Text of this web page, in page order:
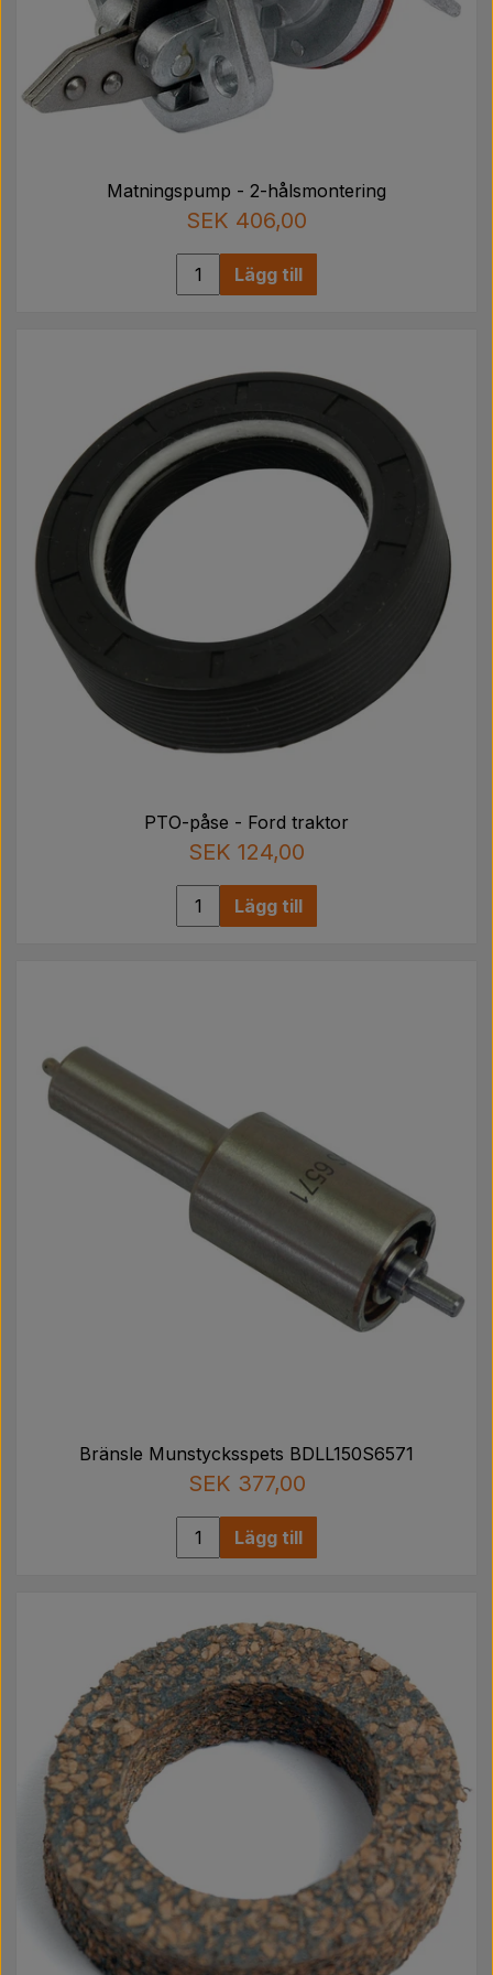
Matningspump - 2-hålsmontering
SEK 406,00
Lägg till
PTO-påse - Ford traktor
SEK 124,00
Lägg till
Bränsle Munstycksspets BDLL150S6571
SEK 377,00
Lägg till